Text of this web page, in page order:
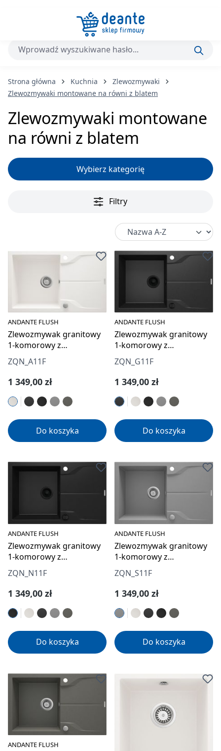
Przejdź do głównej zawartości
Strona główna Kuchnia
Zlewozmywaki
Zlewozmywaki montowane na równi z blatem
Zlewozmywaki montowane
na równi z blatem
Wybierz kategorię
Filtry
ANDANTE FLUSH
Zlewozmywak granitowy
1-komorowy z
ociekaczem - montowany
na równi z blatem
ZQN_A11F
Cena regularna:
1 349,00 zł
Do koszyka
ANDANTE FLUSH
Zlewozmywak granitowy
1-komorowy z
ociekaczem - montowany
na równi z blatem
ZQN_G11F
Cena regularna:
1 349,00 zł
Do koszyka
ANDANTE FLUSH
Zlewozmywak granitowy
1-komorowy z
ociekaczem - montowany
na równi z blatem
ZQN_N11F
Cena regularna:
1 349,00 zł
Do koszyka
ANDANTE FLUSH
Zlewozmywak granitowy
1-komorowy z
ociekaczem - montowany
na równi z blatem
ZQN_S11F
Cena regularna:
1 349,00 zł
Do koszyka
ANDANTE FLUSH